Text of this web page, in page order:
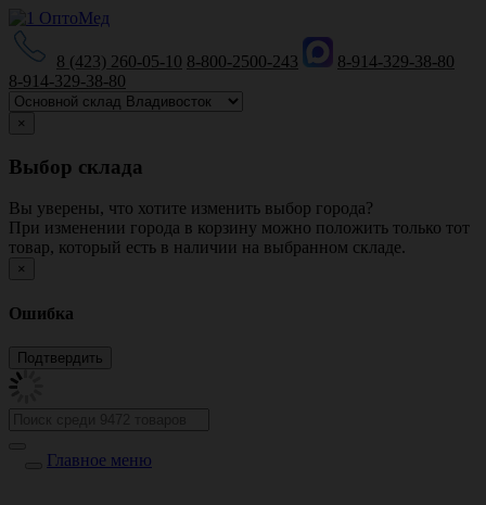
8 (423) 260-05-10 8-800-2500-243
8-914-329-38-80
8-914-329-38-80
×
Выбор склада
Вы уверены, что хотите изменить выбор города?
При изменении города в корзину можно положить только тот
товар, который есть в наличии на выбранном складе.
×
Ошибка
Главное меню